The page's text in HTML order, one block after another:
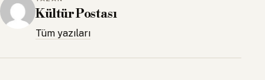
Kültür Postası
Tüm yazıları